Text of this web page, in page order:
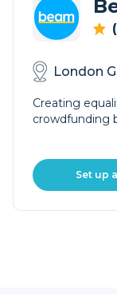
London
Creating
crowdfunding
Set up